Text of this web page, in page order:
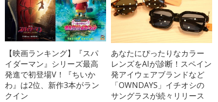
【映画ランキング】『スパ
イダーマン』シリーズ最高
発進で初登場V！『ちいか
わ』は2位、新作3本がラン
クイン
あなたにぴったりなカラー
レンズをAIが診断！スペイン
発アイウェアブランドなど
「OWNDAYS」イチオシの
サングラスが続々リリース